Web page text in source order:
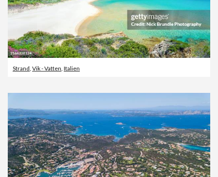
Strand Vik - Vatten Italien